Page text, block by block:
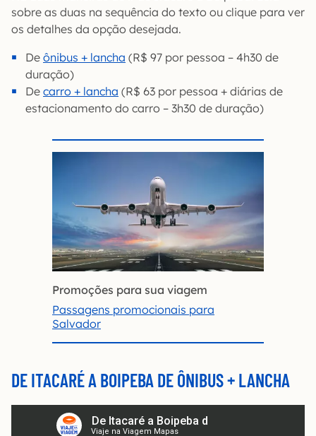
sobre as duas na sequência do texto ou clique para ver
os detalhes da opção desejada.
De ônibus + lancha (R$ 97 por pessoa – 4h30 de
duração)
De carro + lancha (R$ 63 por pessoa + diárias de
estacionamento do carro – 3h30 de duração)
Promoções para sua viagem
Passagens promocionais para
Salvador
DE ITACARÉ A BOIPEBA DE ÔNIBUS + LANCHA